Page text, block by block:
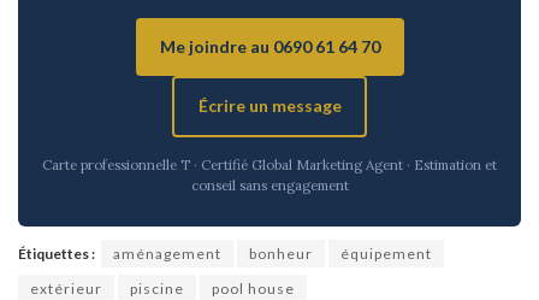
Me joindre au 0690 61 64 70
Écrire un message
Carte professionnelle T · Certifié Global Marketing Agent · Estimation et
conseil sans engagement
Étiquettes : aménagement bonheur
équipement
extérieur
piscine pool house